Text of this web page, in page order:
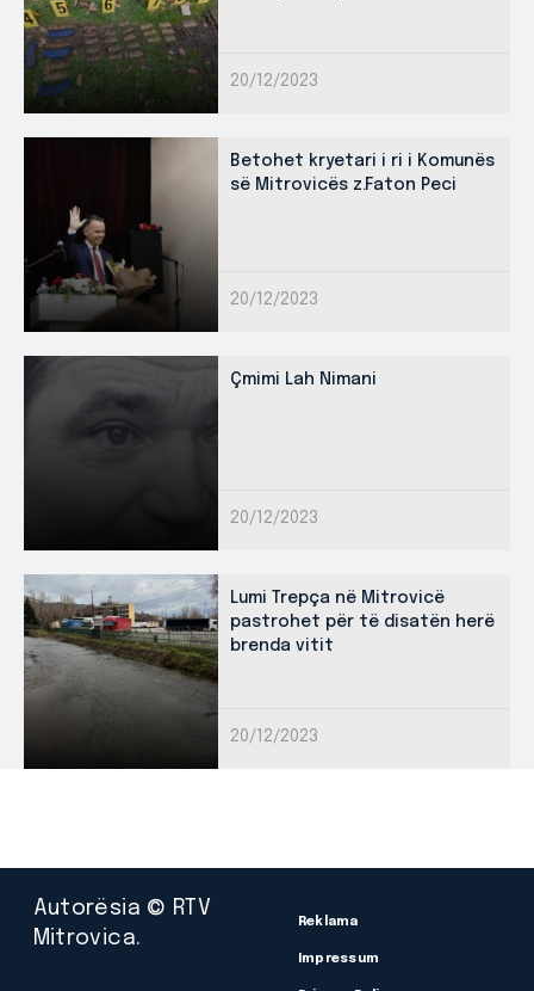
20/12/2023
Betohet kryetari i ri i Komunës
së Mitrovicës z.Faton Peci
20/12/2023
Çmimi Lah Nimani
20/12/2023
Lumi Trepça në Mitrovicë
pastrohet për të disatën herë
brenda vitit
20/12/2023
Autorësia © RTV
Mitrovica.
Reklama
Impressum